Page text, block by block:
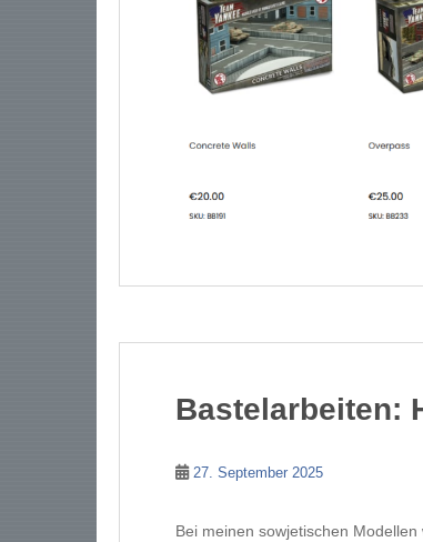
Bastelarbeiten:
27. September 2025
Bei meinen sowjetischen